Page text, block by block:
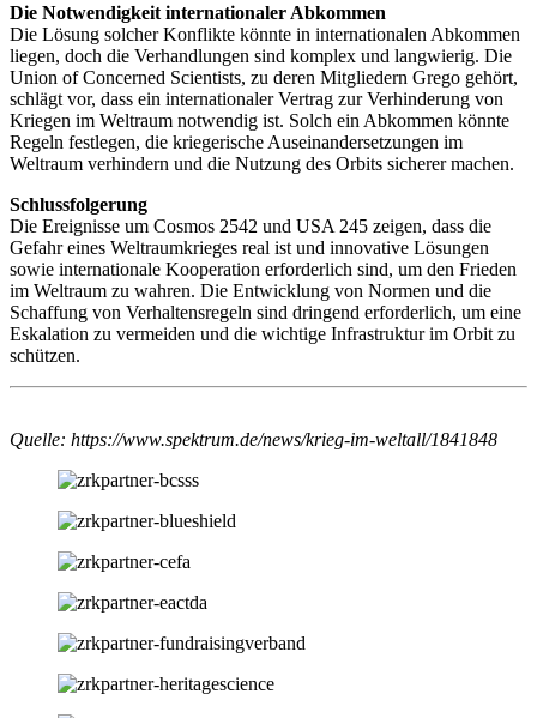
Die Notwendigkeit internationaler Abkommen
Die Lösung solcher Konflikte könnte in internationalen Abkommen
liegen, doch die Verhandlungen sind komplex und langwierig. Die
Union of Concerned Scientists, zu deren Mitgliedern Grego gehört,
schlägt vor, dass ein internationaler Vertrag zur Verhinderung von
Kriegen im Weltraum notwendig ist. Solch ein Abkommen könnte
Regeln festlegen, die kriegerische Auseinandersetzungen im
Weltraum verhindern und die Nutzung des Orbits sicherer machen.
Schlussfolgerung
Die Ereignisse um Cosmos 2542 und USA 245 zeigen, dass die
Gefahr eines Weltraumkrieges real ist und innovative Lösungen
sowie internationale Kooperation erforderlich sind, um den Frieden
im Weltraum zu wahren. Die Entwicklung von Normen und die
Schaffung von Verhaltensregeln sind dringend erforderlich, um eine
Eskalation zu vermeiden und die wichtige Infrastruktur im Orbit zu
schützen.
Quelle: https://www.spektrum.de/news/krieg-im-weltall/1841848